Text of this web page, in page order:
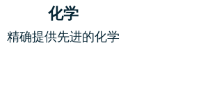
化学
精确提供先进的化学